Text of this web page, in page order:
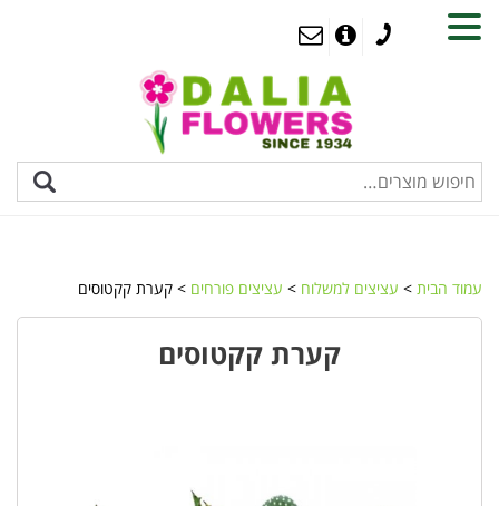
עמוד הבית > עציצים למשלוח > עציצים פורחים > קערת קקטוסים
קערת קקטוסים